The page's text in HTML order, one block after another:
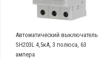
Автоматический выключатель
SH203L 4,5кА, 3 полюса, 63
ампера